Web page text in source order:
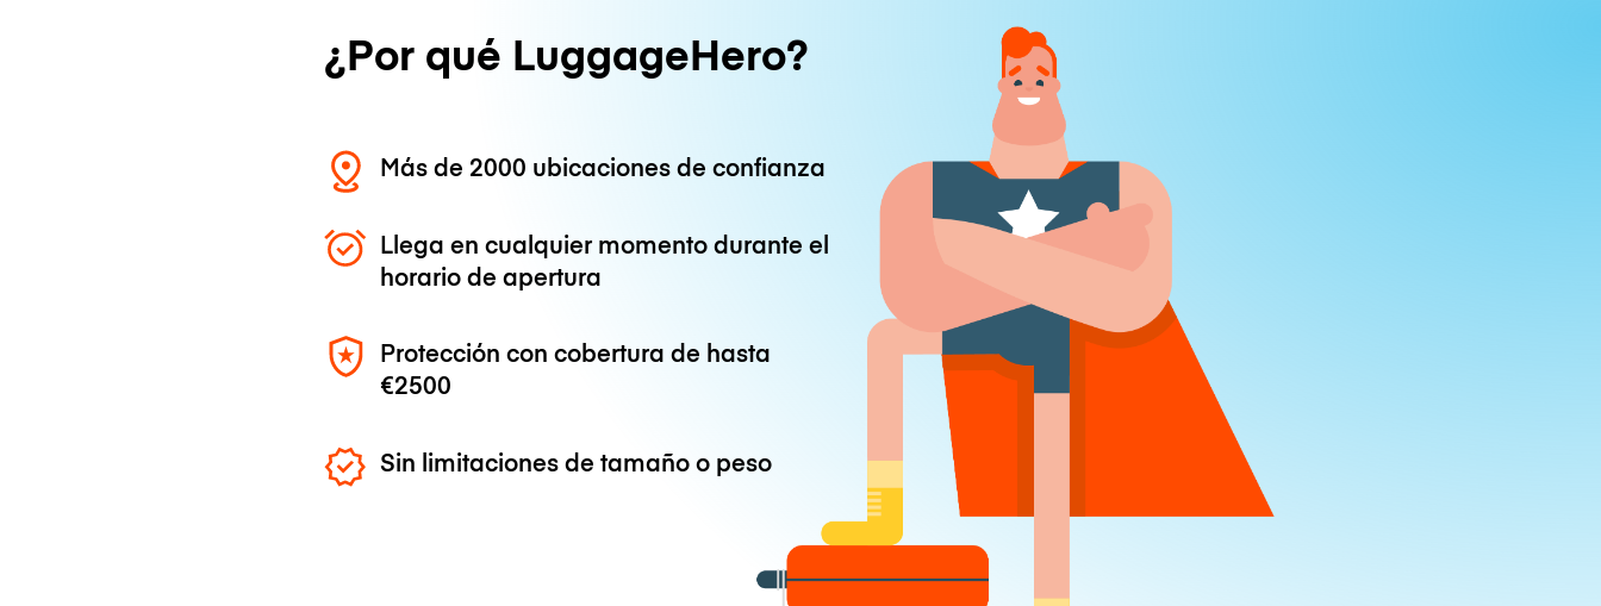
¿Por qué LuggageHero?
Más de 2000 ubicaciones de confianza
Llega en cualquier momento durante el
horario de apertura
Protección con cobertura de hasta
€2500
Sin limitaciones de tamaño o peso